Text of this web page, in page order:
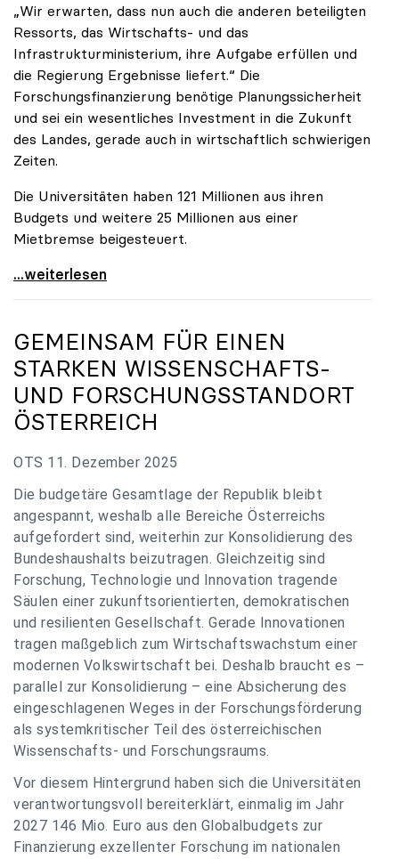
„Wir erwarten, dass nun auch die anderen beteiligten
Ressorts, das Wirtschafts- und das
Infrastrukturministerium, ihre Aufgabe erfüllen und
die Regierung Ergebnisse liefert.“ Die
Forschungsfinanzierung benötige Planungssicherheit
und sei ein wesentliches Investment in die Zukunft
des Landes, gerade auch in wirtschaftlich schwierigen
Zeiten.
Die Universitäten haben 121 Millionen aus ihren
Budgets und weitere 25 Millionen aus einer
Mietbremse beigesteuert.
„Verzögerung unverständlich“: Universitäten
...weiterlesen
GEMEINSAM FÜR EINEN
STARKEN WISSENSCHAFTS-
UND FORSCHUNGSSTANDORT
ÖSTERREICH
OTS 11. Dezember 2025
Die budgetäre Gesamtlage der Republik bleibt
angespannt, weshalb alle Bereiche Österreichs
aufgefordert sind, weiterhin zur Konsolidierung des
Bundeshaushalts beizutragen. Gleichzeitig sind
Forschung, Technologie und Innovation tragende
Säulen einer zukunftsorientierten, demokratischen
und resilienten Gesellschaft. Gerade Innovationen
tragen maßgeblich zum Wirtschaftswachstum einer
modernen Volkswirtschaft bei. Deshalb braucht es –
parallel zur Konsolidierung – eine Absicherung des
eingeschlagenen Weges in der Forschungsförderung
als systemkritischer Teil des österreichischen
Wissenschafts- und Forschungsraums.
Vor diesem Hintergrund haben sich die Universitäten
verantwortungsvoll bereiterklärt, einmalig im Jahr
2027 146 Mio. Euro aus den Globalbudgets zur
Finanzierung exzellenter Forschung im nationalen